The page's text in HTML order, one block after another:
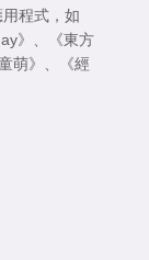
程式，如
》 、
《東方
萌》 、
《經